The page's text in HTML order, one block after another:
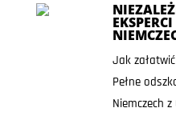
Jak
Pełne
Niemczech